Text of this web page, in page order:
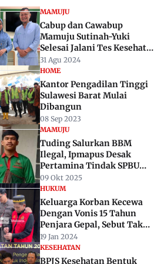
MAMUJU
Cabup dan Cawabup
Mamuju Sutinah-Yuki
Selesai Jalani Tes Kesehatan
di RSUP Wahidin Makassar
31 Agu 2024
HOME
Kantor Pengadilan Tinggi
Sulawesi Barat Mulai
Dibangun
08 Sep 2023
MAMUJU
Tuding Salurkan BBM
Ilegal, Ipmapus Desak
Pertamina Tindak SPBU
Kalukku
09 Okt 2025
HUKUM
Keluarga Korban Kecewa
Dengan Vonis 15 Tahun
Penjara Gepal, Sebut Tak
Setimpal
19 Jan 2024
KESEHATAN
BPJS Kesehatan Bentuk